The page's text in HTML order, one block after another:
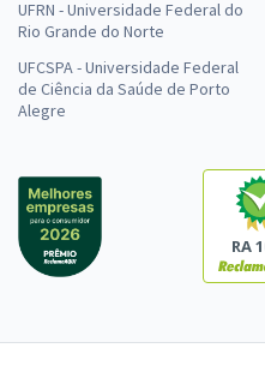
UFRN - Universidade Federal do
Rio Grande do Norte
UFCSPA - Universidade Federal
de Ciência da Saúde de Porto
Alegre
RA